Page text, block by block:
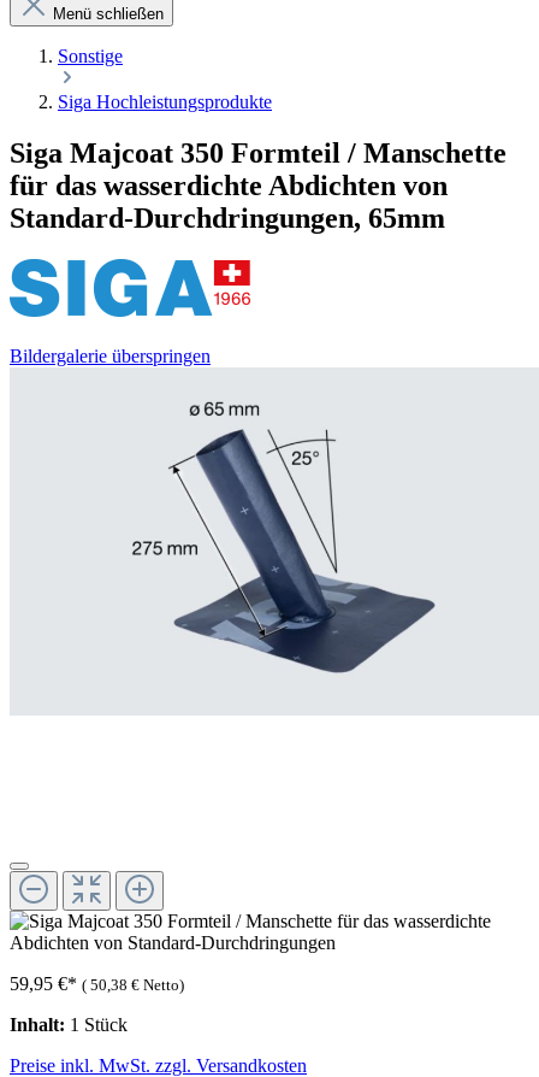
Menü schließen
Sonstige
Siga Hochleistungsprodukte
Siga Majcoat 350 Formteil / Manschette
für das wasserdichte Abdichten von
Standard-Durchdringungen, 65mm
Bildergalerie überspringen
59,95 €* ( 50,38 € Netto)
Inhalt: 1 Stück
Preise inkl. MwSt. zzgl. Versandkosten